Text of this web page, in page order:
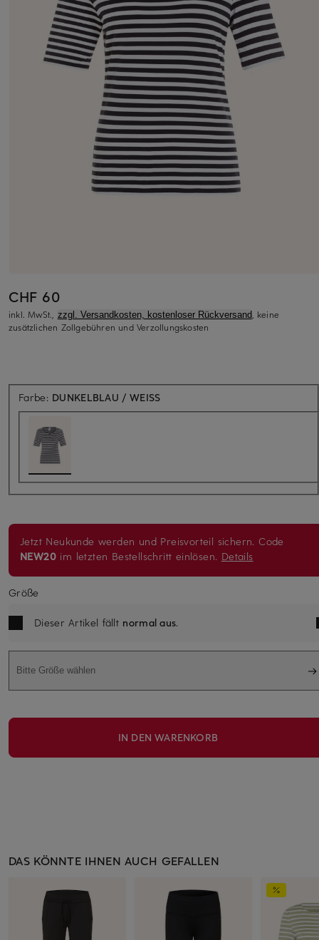
CHF 60
inkl. MwSt., zzgl. Versandkosten, kostenloser Rückversand, keine
zusätzlichen Zollgebühren und Verzollungskosten
Farbe: DUNKELBLAU / WEISS
Jetzt Neukunde werden und Preisvorteil sichern. Code
NEW20 im letzten Bestellschritt einlösen. Details
Größe
Dieser Artikel fällt normal aus.
Bitte Größe wählen
IN DEN WARENKORB
DAS KÖNNTE IHNEN AUCH GEFALLEN